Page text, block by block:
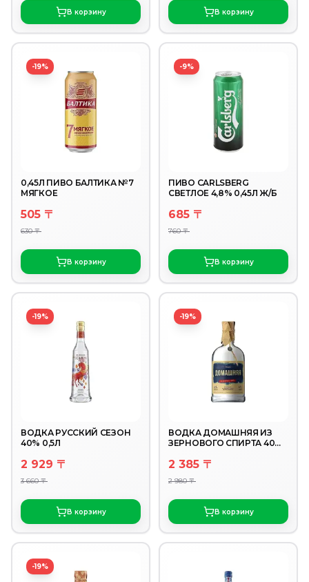
В корзину В корзину
-19%
0,45Л ПИВО БАЛТИКА №7
МЯГКОЕ
505 〒
630 〒
В корзину
-9%
ПИВО CARLSBERG
СВЕТЛОЕ 4,8% 0,45Л Ж/Б
685 〒
760 〒
В корзину
-19%
ВОДКА РУССКИЙ СЕЗОН
40% 0,5Л
2 929 〒
3 660 〒
В корзину
-19%
ВОДКА ДОМАШНЯЯ ИЗ
ЗЕРНОВОГО СПИРТА 40%
2 385 〒
2 980 〒
В корзину
-19%